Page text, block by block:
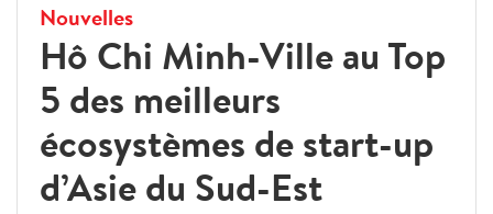
Nouvelles
Hô Chi Minh-Ville au Top
5 des meilleurs
écosystèmes de start-up
d’Asie du Sud-Est